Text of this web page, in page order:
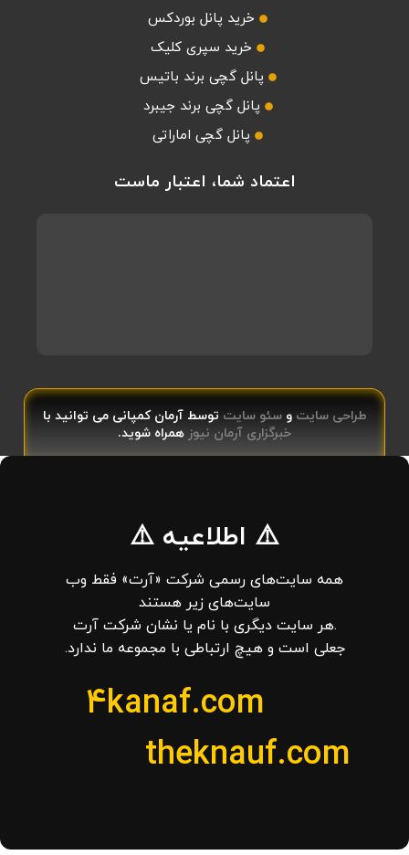
خرید پانل بوردکس
خرید سپری کلیک
پانل گچی برند باتیس
پانل گچی برند جیبرد
پانل گچی اماراتی
اعتماد شما، اعتبار ماست
طراحی سایت وسئو سایت توسط آرمان کمپانی می توانید با
خبرگزاری آرمان نیوز همراه شوید.
⚠️ اطلاعیه ⚠️
همه سایت‌های رسمی شرکت «آرت» فقط وب‌
سایت‌های زیر هستند
.هر سایت دیگری با نام یا نشان شرکت آرت
جعلی است و هیچ ارتباطی با مجموعه ما ندارد.
4kanaf.com
theknauf.com